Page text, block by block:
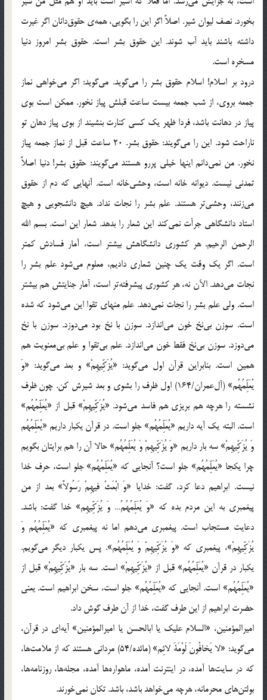
بخورد. نصف ليوان شير. اصلاً اگر اين را بگويي، همه‌ي حقوق‌دانان اگر غيرت
داشته باشند بايد آب شوند. اين حقوق بشر است. حقوق بشر امروز دنيا
مسخره است.
درود بر اسلام! اسلام حقوق بشر را مي‌گويد. مي‌گويد: اگر مي‌خواهي نماز
جمعه بروي، از شب جمعه بيست ساعت قبلش پياز نخور. ممكن است بوي
پياز در دهانت باشد، فردا ظهر يك كسي كنارت بنشيند از بوي پياز دهان تو
ناراحت شود. اين را مي‌گويند: حقوق بشر. 20 ساعت قبل از نماز جمعه پياز
نخور. من نمي‌دانم اينها خيلي پررو هستند مي‌گويند: حقوق بشر! دنيا اصلاً
تمدني نيست. ديوانه خانه است، وحشي‌خانه است. آنهايي كه دم از حقوق
مي‌زنند، وحشي‌تر هستند. علم بشر را نجات نداد. هيچ دانشجويي و هيچ
استاد دانشگاهي جرأت نمي‌كند اين شعار را بدهد. شعار اين است. بسم الله
الرحمن الرحيم. هر كشوري دانشگاهش بيشتر است، آمار فسادش كمتر
است. اگر يك وقت يك چنين شعاري داديم، معلوم مي‌شود علم بشر را
نجات مي‌دهد. الآن نه، هر كشوري پيشرفته‌تر است، آمار جنايتش هم بيشتر
است. ولي علم بشر را نجات نمي‌دهد. علم منهاي تقوا اين مي‌شود كه شده
است. سوزن بي‌نخ خون مي‌اندازد. سوزن با نخ بود مي‌دوزد. سوزن با نخ
مي‌دوزد. سوزن بي‌نخ فقط خون مي‌اندازد. علم بي‌تقوا و علم بي‌معنويت هم
همين است. بنابراين قرآن اول مي‌گويد: «يُزَكِّيهِمْ» و بعد مي‌گويد: «وَ
يُعَلِّمُهُم» (آ‌ل‌عمران/164) اول ظرف را بشوي و بعد شيرش كن. چون ظرف
نشسته را هرچه هم بريزي هم فاسد مي‌شود. «يُزَكِّيهِمْ» قبل از «يُعَلِّمُهُم»
است. البته يك آيه داريم «يُعَلِّمُهُم‏»‏ ‏جلو است. در قرآن يكبار داريم «يُعَلِّمُهُم‏
وَ يُزَكِّيهِمْ» سه بار داريم «وَ يُزَكِّيهِمْ وَ يُعَلِّمُهُم‏» حالا آن را هم برايتان بگويم
چرا يكجا «يُعَلِّمُهُم‏»‏ جلو است؟ آنجايي كه «يُعَلِّمُهُم‏»‏ جلو است، حرف خدا
نيست. ابراهيم دعا كرد، گفت: خدايا «وَ ابْعَثْ فيهِمْ رَسُولاً» بعد از من
پيغمبري به اين مردم بده كه «وَ يُعَلِّمُهُمُ… وَ يُزَكِّيهِم» خدا گفت: باشد.
دعايت مستجاب است. پيغمبري مي‌دهم اما نه پيغمبري كه ‏«يُعَلِّمُهُم‏ وَ
يُزَكِّيهِمْ»، پيغمبري كه «وَ يُزَكِّيهِمْ وَ يُعَلِّمُهُم‏». پس يكبار ديگر مي‌گويم.
يكبار در قرآن «يُعَلِّمُهُم‏»‏ قبل از «يُزَكِّيهِمْ» است. سه بار «يُزَكِّيهِمْ» قبل از
«يُعَلِّمُهُم‏»‏ است. آنجايي كه «يُعَلِّمُهُم‏»‏ جلو است، سخن ابراهيم است. يعني
حضرت ابراهيم از اين طرف گفت، خدا از آن طرف گوش داد.
اميرالمؤمنين، «السلام عليك يا ابالحسن يا اميرالمؤمنين» آيه‌اي در قرآن،
مي‌گويد: «لا يَخافُونَ لَوْمَةَ لائِم‏» (مائده/54) مرداني هستند كه از ملامت‌ها،
كه در سايت‌ها آمده، در اينترنت آمده، ماهواره‌ها آمده، مجله‌ها، روزنامه‌ها،
بولتن‌هاي محرمانه، هرچه مي‌خواهد باشد، باشد. تكان نمي‌خورند.